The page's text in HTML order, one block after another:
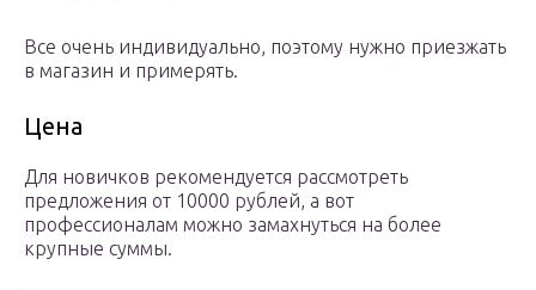
Все очень индивидуально, поэтому нужно приезжать
в магазин и примерять.
Цена
Для новичков рекомендуется рассмотреть
предложения от 10000 рублей, а вот
профессионалам можно замахнуться на более
крупные суммы.